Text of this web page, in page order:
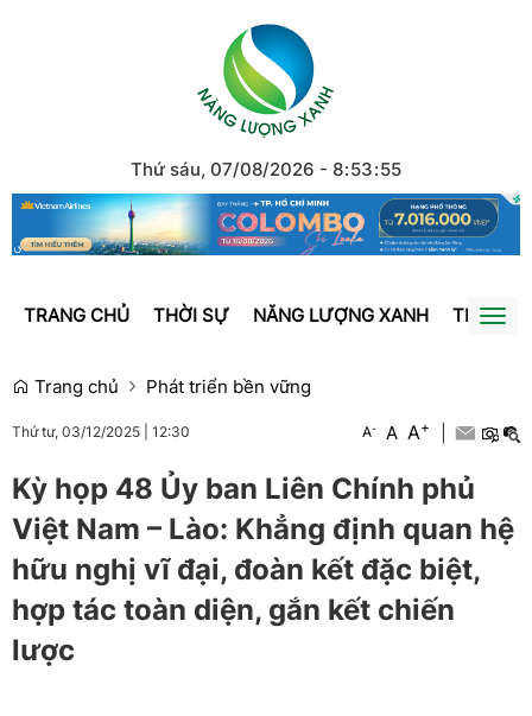
Thứ sáu, 07/08/2026 - 8:53:56
TRANG CHỦ THỜI SỰ NĂNG LƯỢNG XANH TRÁI
Trang chủ
Phát triển bền vững
Thứ tư, 03/12/2025 12:30 A- A A+
Kỳ họp 48 Ủy ban Liên Chính phủ
Việt Nam – Lào: Khẳng định quan hệ
hữu nghị vĩ đại, đoàn kết đặc biệt,
hợp tác toàn diện, gắn kết chiến
lược